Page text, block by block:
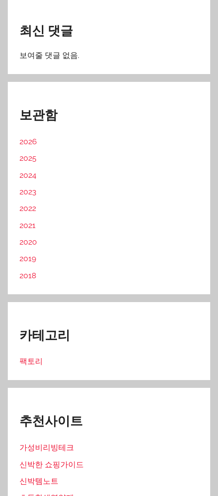
최신 댓글
보여줄 댓글 없음.
보관함
2026
2025
2024
2023
2022
2021
2020
2019
2018
카테고리
팩토리
추천사이트
가성비리빙테크
신박한 쇼핑가이드
신박템노트